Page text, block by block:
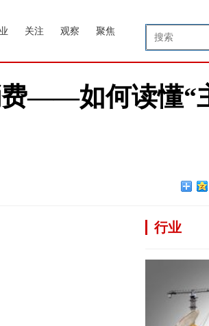
关注 观察 聚焦
费——如何读懂“
行业